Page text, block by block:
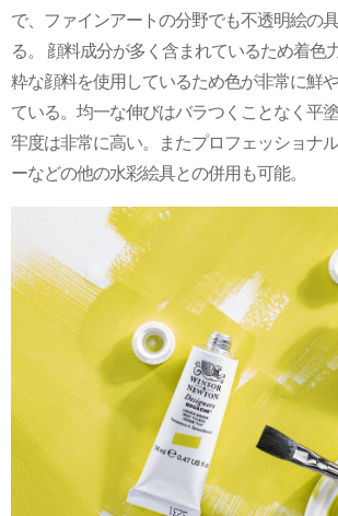
で、ファインアートの分野でも不透明絵の
る。 顔料成分が多く含まれているため着色
粋な顔料を使用しているため色が非常に鮮
ている。均一な伸びはバラつくことなく平
牢度は非常に高い。またプロフェッショナ
ーなどの他の水彩絵具との併用も可能。